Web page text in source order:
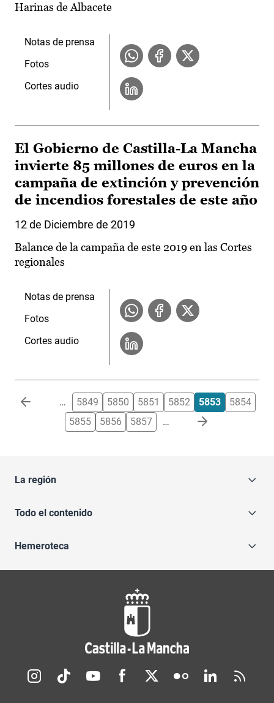
Harinas de Albacete
Notas de prensa
Fotos
Cortes audio
El Gobierno de Castilla-La Mancha
invierte 85 millones de euros en la
campaña de extinción y prevención
de incendios forestales de este año
12 de Diciembre de 2019
Balance de la campaña de este 2019 en las Cortes
regionales
Notas de prensa
Fotos
Cortes audio
Paginación … 5849 5850 5851 5852 5853
5854
5855
5856 5857 …
La región
Todo el contenido
Hemeroteca
Redes sociales JCCM